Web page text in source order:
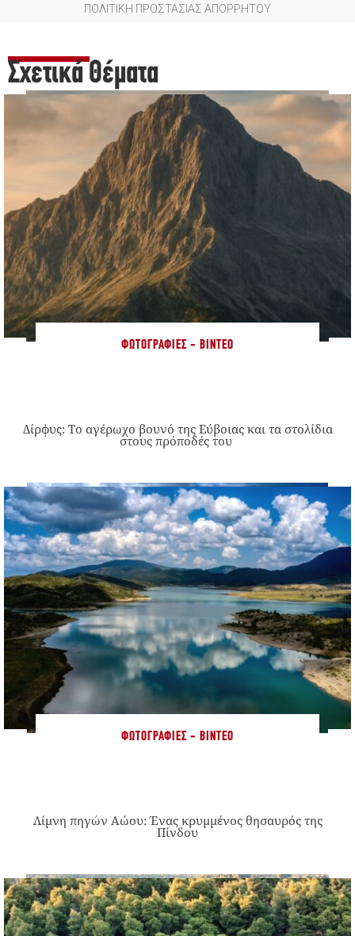
ΠΟΛΙΤΙΚΗ ΠΡΟΣΤΑΣΙΑΣ ΑΠΟΡΡΗΤΟΥ
Σχετικά Θέματα
ΦΩΤΟΓΡΑΦΊΕΣ - ΒΊΝΤΕΟ
Δίρφυς: Το αγέρωχο βουνό της Εύβοιας και τα στολίδια
στους πρόποδές του
ΦΩΤΟΓΡΑΦΊΕΣ - ΒΊΝΤΕΟ
Λίμνη πηγών Αώου: Ένας κρυμμένος θησαυρός της
Πίνδου